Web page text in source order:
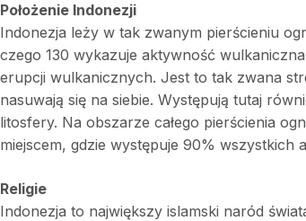
Położenie Indonezji
Indonezja leży w tak zwanym pierścieniu
czego 130 wykazuje aktywność
erupcji wulkanicznych. Jest to tak zwana
nasuwają się na siebie. Występują tutaj
litosfery. Na obszarze całego pierścienia
miejscem, gdzie występuje 90% wszystkich
Religie
Indonezja to największy islamski naród